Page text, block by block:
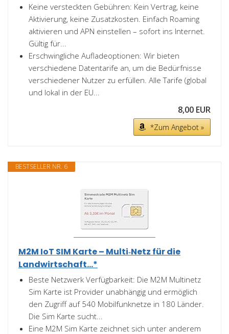
Keine versteckten Gebühren: Kein Vertrag, keine
Aktivierung, keine Zusatzkosten. Einfach Roaming
aktivieren und APN einstellen – sofort ins Internet.
Gültig für...
Erschwingliche Aufladeoptionen: Wir bieten
verschiedene Datentarife an, um die Bedürfnisse
verschiedener Nutzer zu erfüllen. Alle Tarife (global
und lokal in der EU...
8,00 EUR
*Zum Angebot »
BESTSELLER NR. 6
M2M IoT SIM Karte – Multi‑Netz für die
Landwirtschaft...*
Beste Netzwerk Verfügbarkeit: Die M2M Multinetz
Sim Karte ist Provider unabhängig und ermöglich
den Zugriff auf 540 Mobilfunknetze in 180 Länder.
Die Sim Karte sucht...
Eine M2M Sim Karte zeichnet sich unter anderem